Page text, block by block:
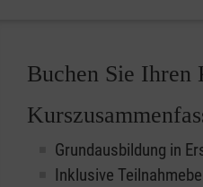
Buchen Sie Ihren
Grundausbildung in
Inklusive